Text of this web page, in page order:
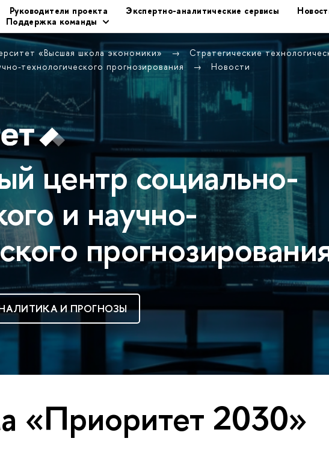
Руководители проекта Экспертно-аналитические сервисы
Поддержка команды
«Высшая школа экономики» Стратегические
технологического прогнозирования
Новости
центр социально-
и научно-
И ПРОГНОЗЫ
«Приоритет 2030»